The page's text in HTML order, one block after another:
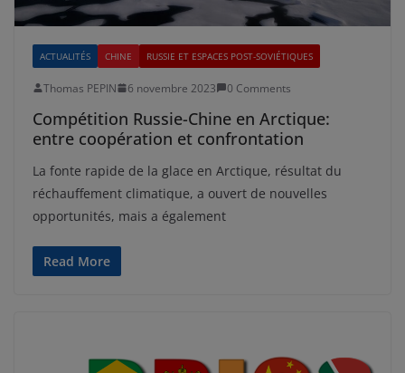
ACTUALITÉS CHINE RUSSIE ET ESPACES POST-SOVIÉTIQUES
Thomas PEPIN 6 novembre 2023 0 Comments
Compétition Russie-Chine en Arctique:
entre coopération et confrontation
La fonte rapide de la glace en Arctique, résultat du
réchauffement climatique, a ouvert de nouvelles
opportunités, mais a également
Read More